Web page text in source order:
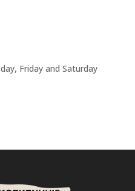
Friday and Saturday